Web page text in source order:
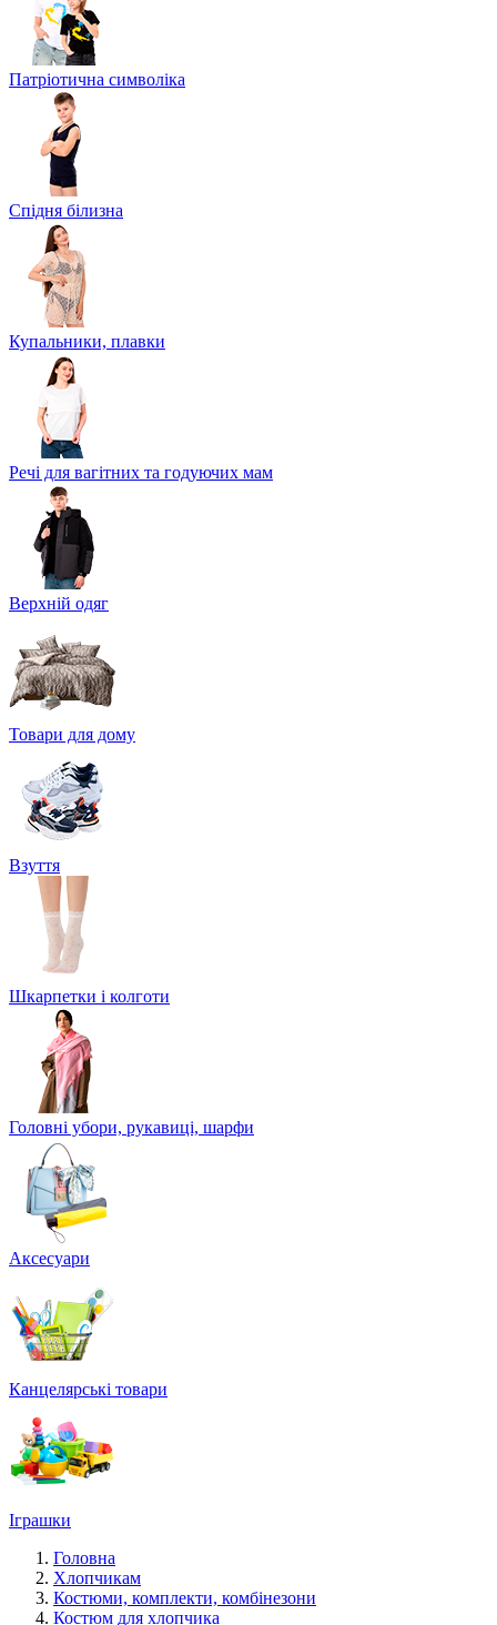
Патріотична символіка
Спідня білизна
Купальники, плавки
Речі для вагітних та годуючих мам
Верхній одяг
Товари для дому
Взуття
Шкарпетки і колготи
Головні убори, рукавиці, шарфи
Аксесуари
Канцелярські товари
Іграшки
Головна
Хлопчикам
Костюми, комплекти, комбінезони
Костюм для хлопчика